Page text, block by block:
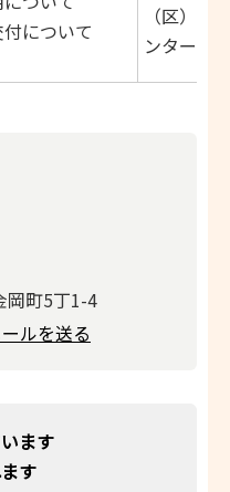
について
（区）4
ンター
町5丁1-4
ルを送る
ます
す